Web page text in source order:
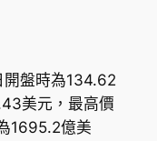
盤時為134.62
美元，最高價
1695.2億美